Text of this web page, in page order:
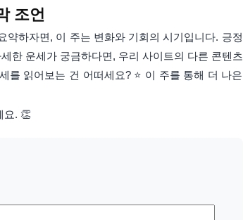
조언
약하자면, 이 주는 변화와 기회의 시기입니다. 긍정
한 운세가 궁금하다면, 우리 사이트의 다른 콘텐츠
를 읽어보는 건 어떠세요? ⭐ 이 주를 통해 더 나은
요. 👏